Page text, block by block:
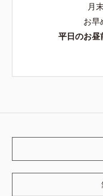
月
お早
平日のお昼